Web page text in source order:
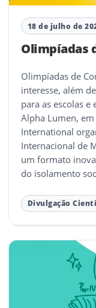
18 de julho de
Olimpíadas
Olimpíadas de
interesse, além
para as escolas
Alpha Lumen,
International
Internacional de
um formato
do isolamento
Divulgação